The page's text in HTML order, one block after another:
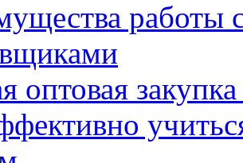
работы
оптовая